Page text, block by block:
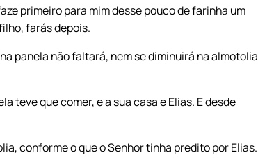
primeiro para mim desse pouco de farinha um
farás depois.
panela não faltará, nem se diminuirá na almotolia
teve que comer, e a sua casa e Elias. E desde
conforme o que o Senhor tinha predito por Elias.